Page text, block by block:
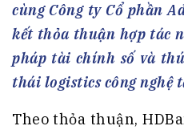
cùng Công ty Cổ phần
kết thỏa thuận hợp tác
pháp tài chính số và
thái logistics công nghệ
Theo thỏa thuận,